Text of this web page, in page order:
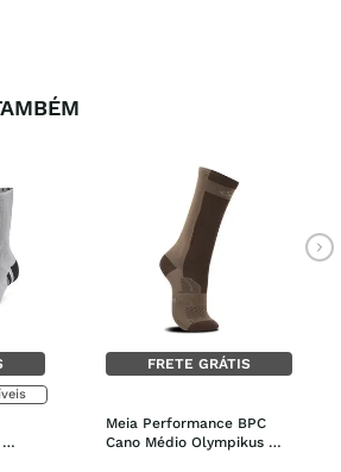
FRETE GRÁTIS
Meia Performance BPC
Cano Médio Olympikus